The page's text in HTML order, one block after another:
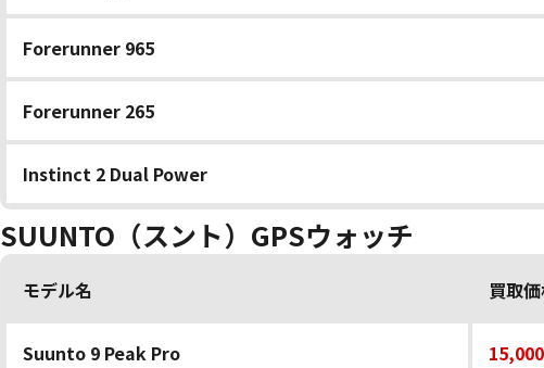
Forerunner 965
Forerunner 265
Instinct 2 Dual Power
SUUNTO（スント）GPSウォッチ
モデル名 買取
Suunto 9 Peak Pro